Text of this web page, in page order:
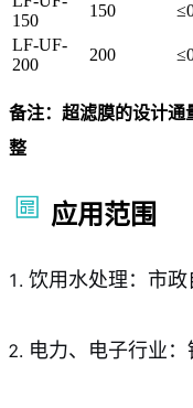
150
150
LF-UF-
200
200
备注：超滤膜的设计通
整
应用范围
饮用水处理：市
电力、电子行业